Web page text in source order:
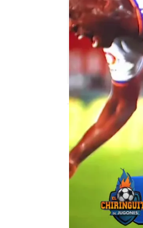
El Chiringuito
Madrid
Publicado:15 de
El
muy